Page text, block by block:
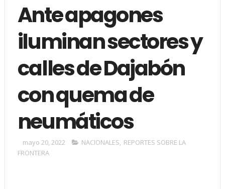
Ante apagones
iluminan sectores y
calles de Dajabón
con quema de
neumáticos
mayo 20, 2022 NACIONALES, REPORTES SOBRE LA
FRONTERA